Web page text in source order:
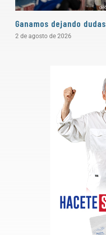
Ganamos dejando dudas
2 de agosto de 2026